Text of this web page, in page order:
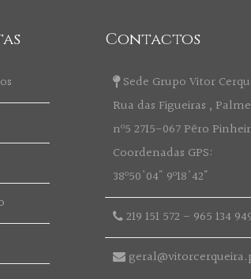
Contactos
Sede Grupo Vitor
Rua das Figueiras ,
nº5 2715-067 Pêro
Coordenadas GPS:
38º50'04" 9º18'42"
219 151 572 - 965 134